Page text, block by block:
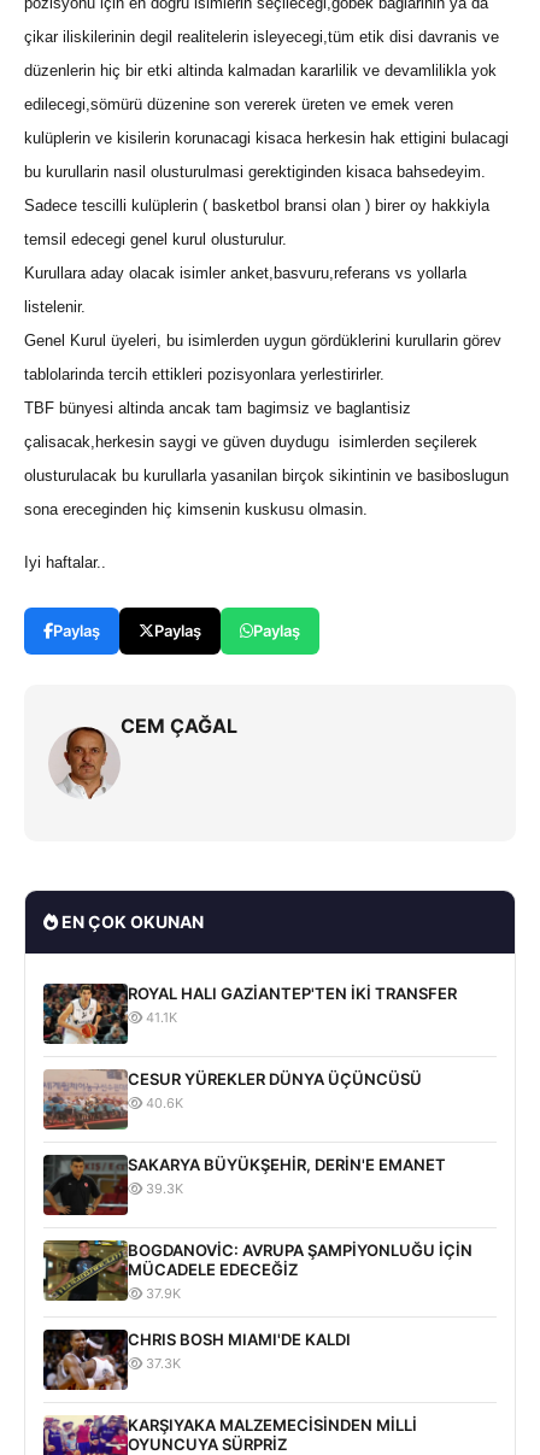
çikar iliskilerinin degil realitelerin isleyecegi,tüm etik disi davranis ve
düzenlerin hiç bir etki altinda kalmadan kararlilik ve devamlilikla yok
edilecegi,sömürü düzenine son vererek üreten ve emek veren
kulüplerin ve kisilerin korunacagi kisaca herkesin hak ettigini bulacagi
bu kurullarin nasil olusturulmasi gerektiginden kisaca bahsedeyim.
Sadece tescilli kulüplerin ( basketbol bransi olan ) birer oy hakkiyla
temsil edecegi genel kurul olusturulur.
Kurullara aday olacak isimler anket,basvuru,referans vs yollarla
listelenir.
Genel Kurul üyeleri, bu isimlerden uygun gördüklerini kurullarin görev
tablolarinda tercih ettikleri pozisyonlara yerlestirirler.
TBF bünyesi altinda ancak tam bagimsiz ve baglantisiz
çalisacak,herkesin saygi ve güven duydugu isimlerden seçilerek
olusturulacak bu kurullarla yasanilan birçok sikintinin ve basiboslugun
sona ereceginden hiç kimsenin kuskusu olmasin.
Iyi haftalar..
Paylaş Paylaş Paylaş
CEM ÇAĞAL
EN ÇOK OKUNAN
ROYAL HALI GAZİANTEP'TEN İKİ TRANSFER
41.1K
CESUR YÜREKLER DÜNYA ÜÇÜNCÜSÜ
40.6K
SAKARYA BÜYÜKŞEHİR, DERİN'E EMANET
39.3K
BOGDANOVİC: AVRUPA ŞAMPİYONLUĞU İÇİN
MÜCADELE EDECEĞİZ
37.9K
CHRIS BOSH MIAMI'DE KALDI
37.3K
KARŞIYAKA MALZEMECİSİNDEN MİLLİ
OYUNCUYA SÜRPRİZ